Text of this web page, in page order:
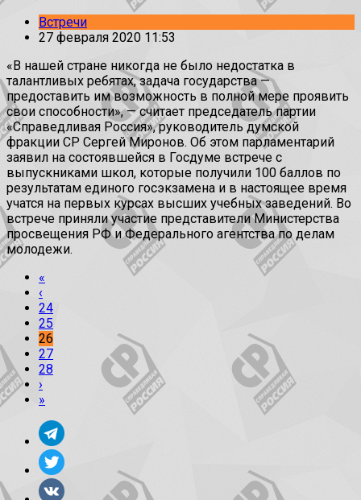
Встречи
27 февраля 2020 11:53
«В нашей стране никогда не было недостатка в
талантливых ребятах, задача государства —
предоставить им возможность в полной мере проявить
свои способности», — считает председатель партии
«Справедливая Россия», руководитель думской
фракции СР Сергей Миронов. Об этом парламентарий
заявил на состоявшейся в Госдуме встрече с
выпускниками школ, которые получили 100 баллов по
результатам единого госэкзамена и в настоящее время
учатся на первых курсах высших учебных заведений. Во
встрече приняли участие представители Министерства
просвещения РФ и Федерального агентства по делам
молодежи.
«
‹
24
25
26
27
28
›
»